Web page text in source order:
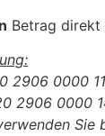
Betrag direkt
2906 0000
2906 0000
Sie